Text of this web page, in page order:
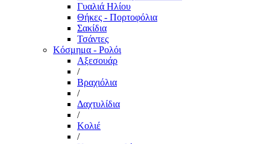
Γυαλιά Ηλίου
Θήκες - Πορτοφόλια
Σακίδια
Τσάντες
Κόσμημα - Ρολόι
Αξεσουάρ
/
Βραχιόλια
/
Δαχτυλίδια
/
Κολιέ
/